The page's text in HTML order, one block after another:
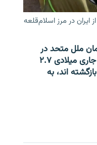
ایران در مرز اسلام‌قلعه
ملل متحد در
افغانستان (اوچا) می‌گوید که در سال جاری میلادی ۲.۷
اند، به